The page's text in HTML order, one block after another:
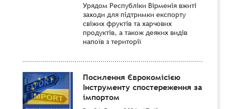
Урядом Республіки Вірменія вжиті
заходи для підтримки експорту
свіжих фруктів та харчових
продуктів, а також деяких видів
напоїв з території
Посилення Єврокомісією
Інструменту спостереження за
імпортом